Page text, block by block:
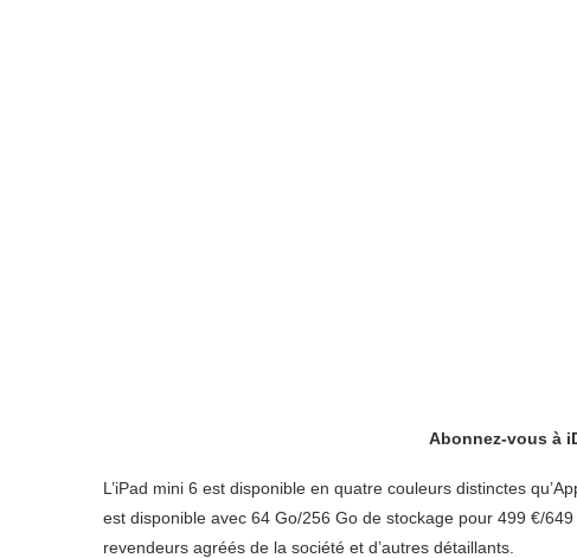
Abonnez-vous à
L’iPad mini 6 est disponible en quatre couleurs distinctes
est disponible avec 64 Go/256 Go de stockage pour 499 €/
revendeurs agréés de la société et d’autres détaillants.